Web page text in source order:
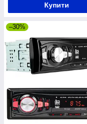
Купити
–30%